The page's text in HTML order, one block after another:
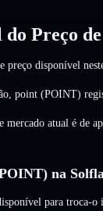
do Preço
preço disponível
point (POINT)
mercado atual é de
na
para troca-o